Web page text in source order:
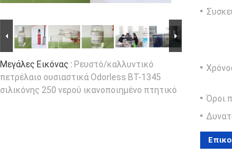
Μεγάλες Εικόνας : Ρευστό/καλλυντικό
πετρέλαιο ουσιαστικά Odorless BT-1345
σιλικόνης 250 νερού ικανοποιημένο πτητικό
Όροι